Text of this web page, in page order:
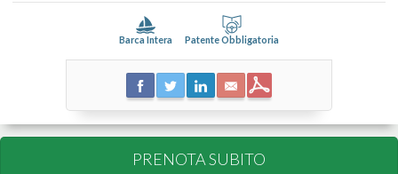
Barca Intera Patente Obbligatoria
PRENOTA SUBITO